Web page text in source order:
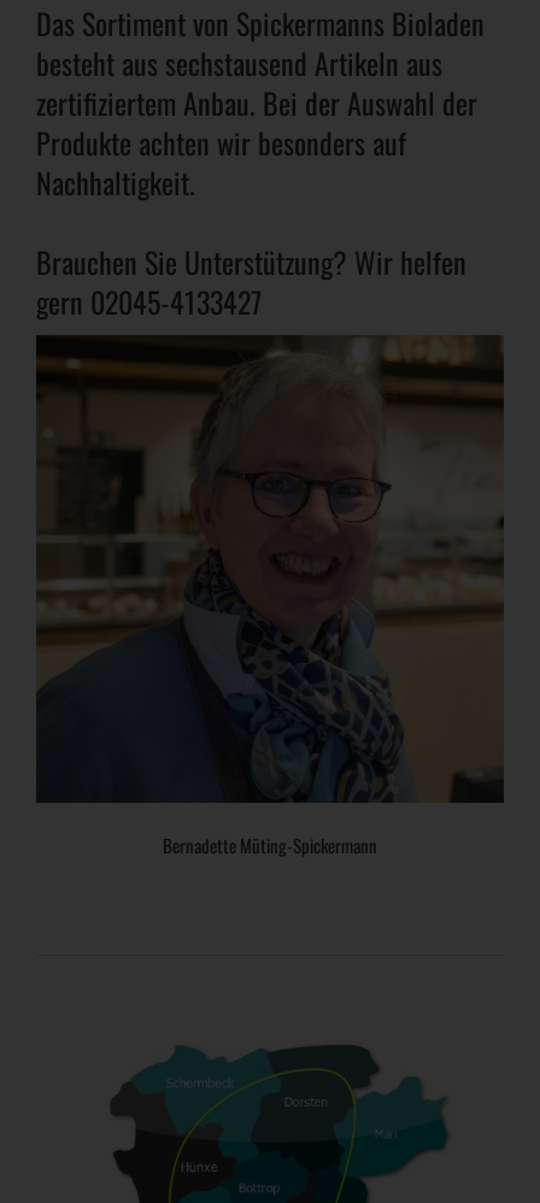
Das Sortiment von Spickermanns Bioladen
besteht aus sechstausend Artikeln aus
zertifiziertem Anbau. Bei der Auswahl der
Produkte achten wir besonders auf
Nachhaltigkeit.
Brauchen Sie Unterstützung? Wir helfen
gern 02045-4133427
Bernadette Müting-Spickermann